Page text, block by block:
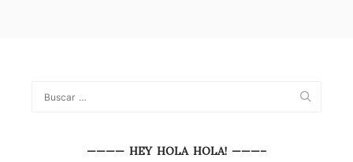
———— HEY HOLA HOLA! ———–